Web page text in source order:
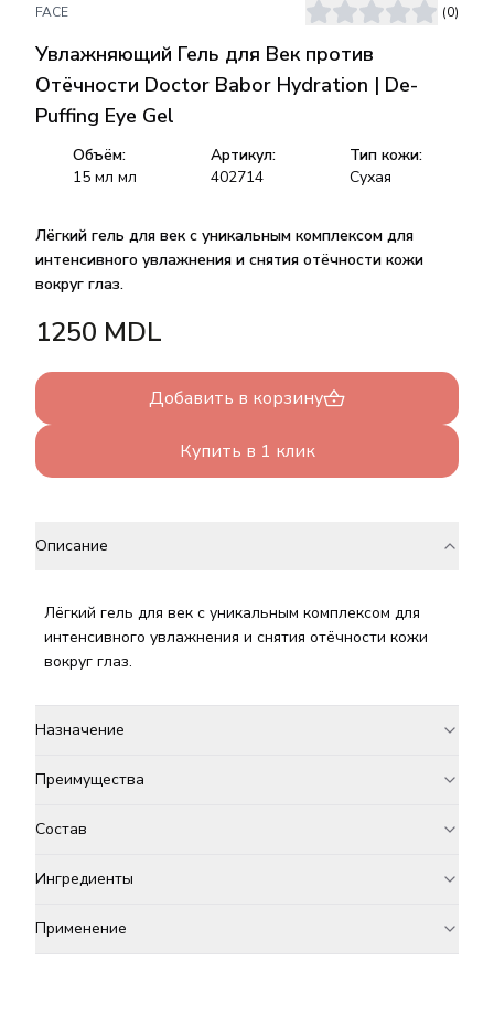
FACE (0)
Увлажняющий Гель для Век против
Отёчности Doctor Babor Hydration | De-
Puffing Eye Gel
Объём:
15 мл мл
Артикул:
402714
Тип кожи:
Сухая
Лёгкий гель для век с уникальным комплексом для
интенсивного увлажнения и снятия отёчности кожи
вокруг глаз.
1250 MDL
Добавить в корзину
Купить в 1 клик
Описание
Лёгкий гель для век с уникальным комплексом для
интенсивного увлажнения и снятия отёчности кожи
вокруг глаз.
Назначение
Преимущества
Состав
Ингредиенты
Применение